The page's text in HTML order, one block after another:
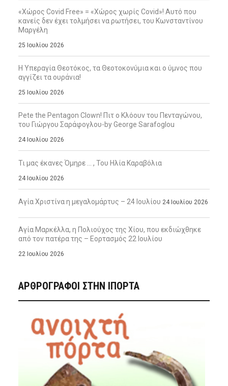
«Χώρος Covid Free» = «Χώρος χωρίς Covid»! Αυτό που
κανείς δεν έχει τολμήσει να ρωτήσει, του Κωνσταντίνου
Μαργέλη
25 Ιουλίου 2026
Η Υπεραγία Θεοτόκος, τα Θεοτοκονύμια και ο ύμνος που
αγγίζει τα ουράνια!
25 Ιουλίου 2026
Pete the Pentagon Clown! Πιτ ο Κλόουν του Πενταγώνου,
του Γιώργου Σαράφογλου-by George Sarafoglou
24 Ιουλίου 2026
Τι μας έκανες Όμηρε … , Του Ηλία Καραβόλια
24 Ιουλίου 2026
Αγία Χριστίνα η μεγαλομάρτυς – 24 Ιουλίου 24 Ιουλίου 2026
Αγία Μαρκέλλα, η Πολιούχος της Χίου, που εκδιώχθηκε
από τον πατέρα της – Εορτασμός 22 Ιουλίου
22 Ιουλίου 2026
ΑΡΘΡΟΓΡΑΦΟΙ ΣΤΗΝ IΠΟΡΤΑ